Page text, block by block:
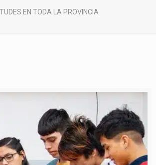
EN TODA LA PROVINCIA